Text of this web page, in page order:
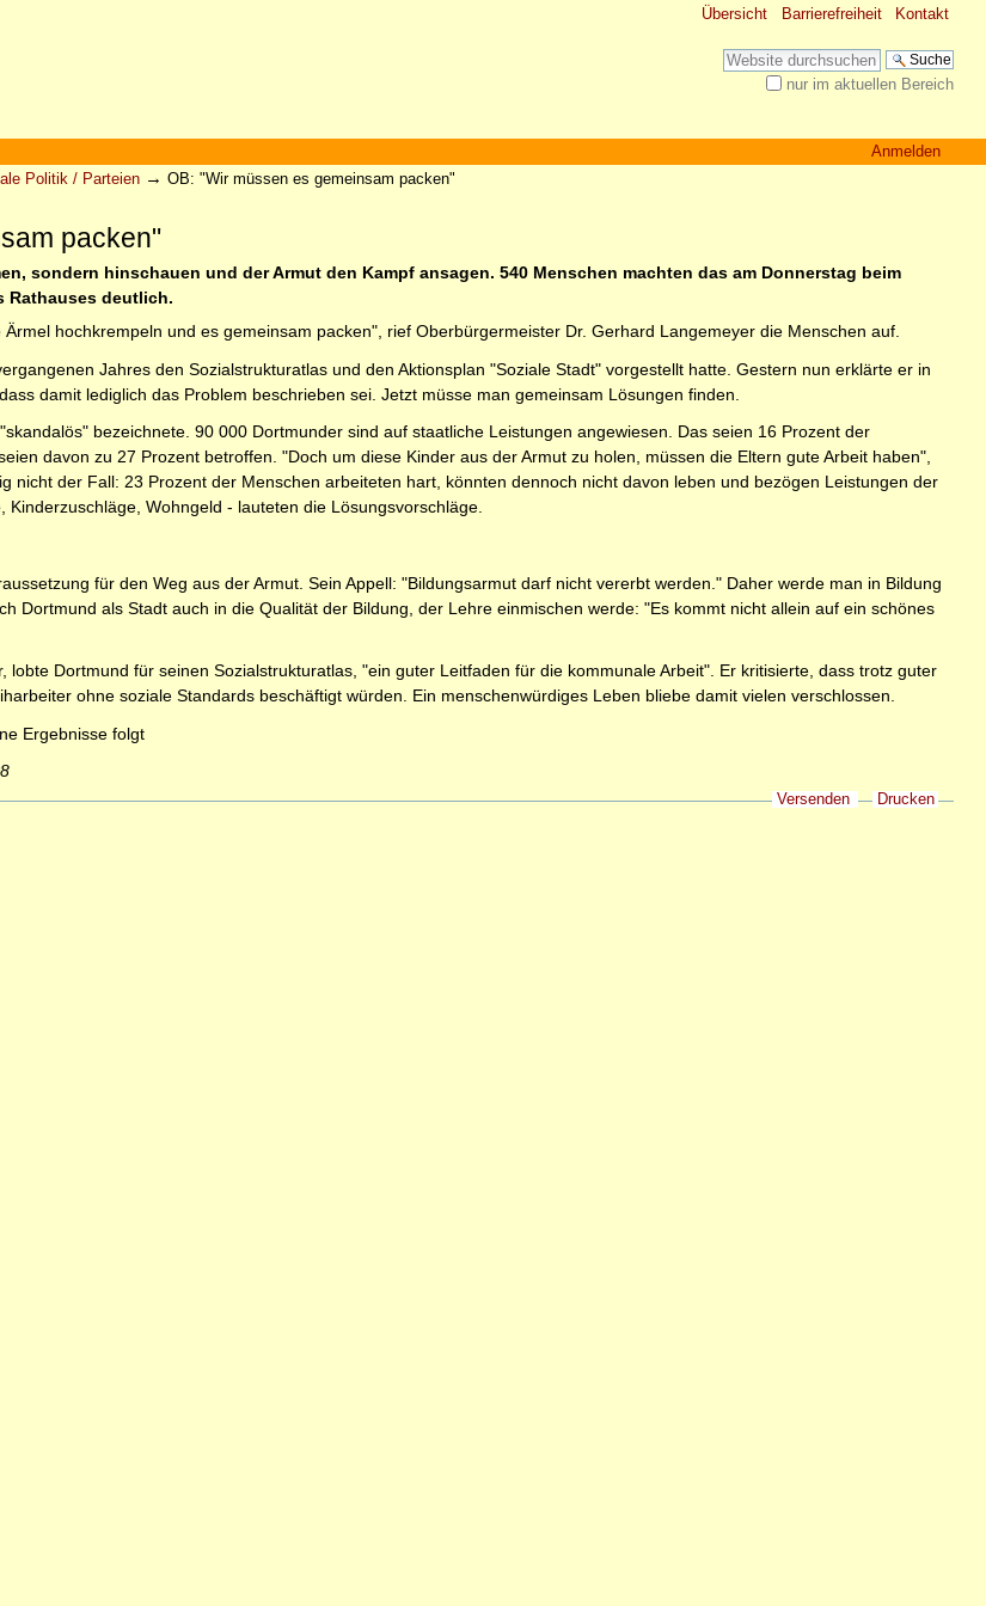
Übersicht Barrierefreiheit Kontakt
Website durchsuchen
nur im aktuellen Bereich
Anmelden
Politik / Parteien → OB: "Wir müssen es gemeinsam packen"
packen"
sondern hinschauen und der Armut den Kampf ansagen. 540 Menschen machten das am Donnerstag beim
Rathauses deutlich.
hochkrempeln und es gemeinsam packen", rief Oberbürgermeister Dr. Gerhard Langemeyer die Menschen auf.
Jahres den Sozialstrukturatlas und den Aktionsplan "Soziale Stadt" vorgestellt hatte. Gestern nun erklärte er in
damit lediglich das Problem beschrieben sei. Jetzt müsse man gemeinsam Lösungen finden.
bezeichnete. 90 000 Dortmunder sind auf staatliche Leistungen angewiesen. Das seien 16 Prozent der
davon zu 27 Prozent betroffen. "Doch um diese Kinder aus der Armut zu holen, müssen die Eltern gute Arbeit haben",
nicht der Fall: 23 Prozent der Menschen arbeiteten hart, könnten dennoch nicht davon leben und bezögen Leistungen der
Kinderzuschläge, Wohngeld - lauteten die Lösungsvorschläge.
für den Weg aus der Armut. Sein Appell: "Bildungsarmut darf nicht vererbt werden." Daher werde man in Bildung
Dortmund als Stadt auch in die Qualität der Bildung, der Lehre einmischen werde: "Es kommt nicht allein auf ein schönes
lobte Dortmund für seinen Sozialstrukturatlas, "ein guter Leitfaden für die kommunale Arbeit". Er kritisierte, dass trotz guter
ohne soziale Standards beschäftigt würden. Ein menschenwürdiges Leben bliebe damit vielen verschlossen.
Ergebnisse folgt
Versenden Drucken